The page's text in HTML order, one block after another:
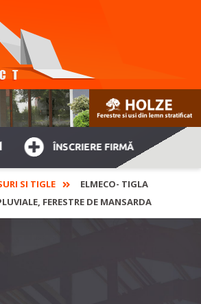
ÎNSCRIERE FIRMĂ
SI TIGLE
ELMECO- TIGLA
FERESTRE DE MANSARDA